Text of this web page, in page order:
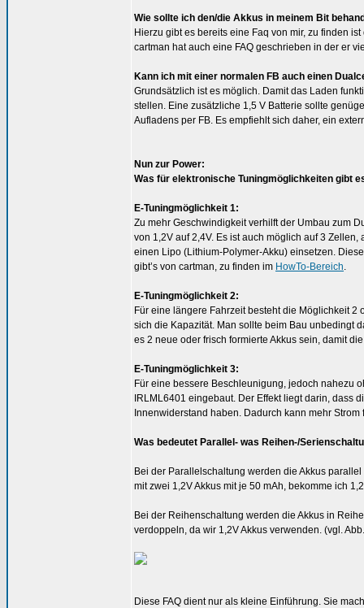
Wie sollte ich den/die Akkus in meinem Bit
Hierzu gibt es bereits eine Faq von mir, zu finden
cartman hat auch eine FAQ geschrieben in der er
Kann ich mit einer normalen FB auch einen
Grundsätzlich ist es möglich. Damit das Laden
stellen. Eine zusätzliche 1,5 V Batterie sollte
Aufladens per FB. Es empfiehlt sich daher, ein
Nun zur Power:
Was für elektronische Tuningmöglichkeiten gibt
E-Tuningmöglichkeit 1:
Zu mehr Geschwindigkeit verhilft der Umbau zum
von 1,2V auf 2,4V. Es ist auch möglich auf 3
einen Lipo (Lithium-Polymer-Akku) einsetzen.
gibt’s von cartman, zu finden im HowTo-Bereich.
E-Tuningmöglichkeit 2:
Für eine längere Fahrzeit besteht die Möglichkeit
sich die Kapazität. Man sollte beim Bau unbedingt
es 2 neue oder frisch formierte Akkus sein, damit
E-Tuningmöglichkeit 3:
Für eine bessere Beschleunigung, jedoch nahezu
IRLML6401 eingebaut. Der Effekt liegt darin, dass
Innenwiderstand haben. Dadurch kann mehr
Was bedeutet Parallel- was Reihen-/
Bei der Parallelschaltung werden die Akkus
mit zwei 1,2V Akkus mit je 50 mAh, bekomme ich
Bei der Reihenschaltung werden die Akkus in
verdoppeln, da wir 1,2V Akkus verwenden. (vgl.
Diese FAQ dient nur als kleine Einführung. Sie